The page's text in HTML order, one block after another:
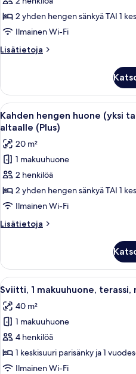
huone
kuvat
2 yhden hengen sänkyä TAI 1
Ilmainen Wi-Fi
Lisätietoja
Lisätietoja
huone
Avaa
kaikki
huonetyypin
Kahden
hengen
huone
(yksi
tai
kaksi
sänkyä),
uima-
altaalle
(Plus)
kuvat
5
Kahden hengen huone (yksi
altaalle (Plus)
20 m²
1 makuuhuone
2 henkilöä
2 yhden hengen sänkyä TAI 1
Ilmainen Wi-Fi
Lisätietoja
Lisätietoja
huone
(yksi
tai
sänkyä),
näköala
uima-
altaalle
(Plus)
Avaa
kaikki
huonetyypin
Sviitti,
1
makuuhuone,
terassi,
6
Sviitti, 1 makuuhuone,
40 m²
1 makuuhuone
4 henkilöä
1 keskisuuri parisänky ja 1
Ilmainen Wi-Fi